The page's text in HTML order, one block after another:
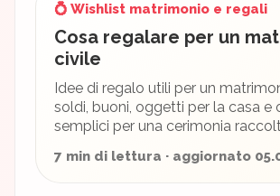
💍 Wishlist matrimonio e regali
Cosa regalare per un
civile
Idee di regalo utili per un
soldi, buoni, oggetti per la casa e
semplici per una cerimonia
7 min di lettura · aggiornato